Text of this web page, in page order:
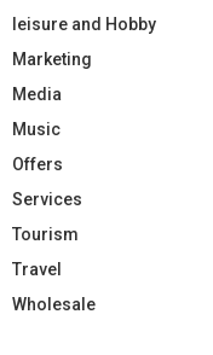
leisure and Hobby
Marketing
Media
Music
Offers
Services
Tourism
Travel
Wholesale